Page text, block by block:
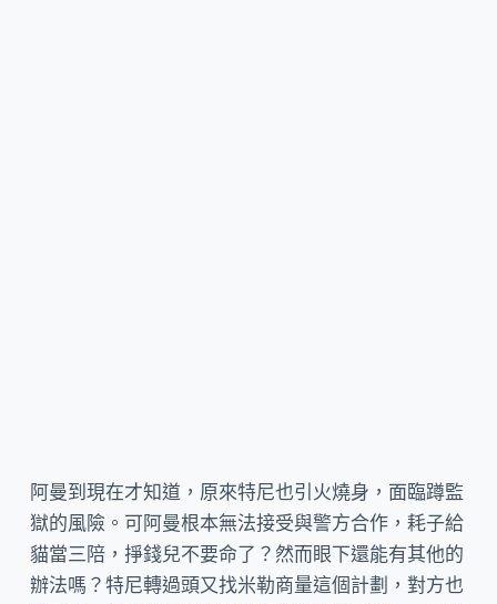
阿曼到現在才知道，原來特尼也引火燒身，面臨蹲監
獄的風險。可阿曼根本無法接受與警方合作，耗子給
貓當三陪，掙錢兒不要命了？然而眼下還能有其他的
辦法嗎？特尼轉過頭又找米勒商量這個計劃，對方也